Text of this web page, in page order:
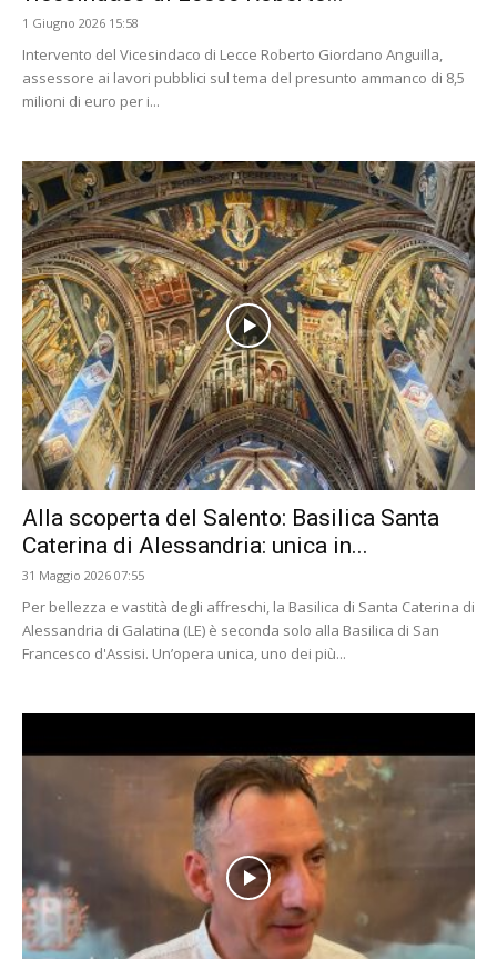
1 Giugno 2026 15:58
Intervento del Vicesindaco di Lecce Roberto Giordano Anguilla,
assessore ai lavori pubblici sul tema del presunto ammanco di 8,5
milioni di euro per i...
Alla scoperta del Salento: Basilica Santa
Caterina di Alessandria: unica in...
31 Maggio 2026 07:55
Per bellezza e vastità degli affreschi, la Basilica di Santa Caterina di
Alessandria di Galatina (LE) è seconda solo alla Basilica di San
Francesco d'Assisi. Un’opera unica, uno dei più...